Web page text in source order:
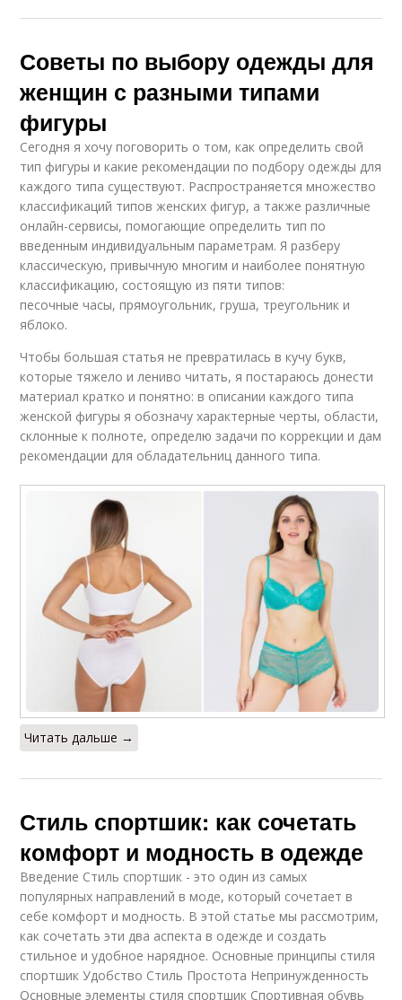
Советы по выбору одежды для
женщин с разными типами
фигуры
Сегодня я хочу поговорить о том, как определить свой
тип фигуры и какие рекомендации по подбору одежды для
каждого типа существуют. Распространяется множество
классификаций типов женских фигур, а также различные
онлайн-сервисы, помогающие определить тип по
введенным индивидуальным параметрам. Я разберу
классическую, привычную многим и наиболее понятную
классификацию, состоящую из пяти типов:
песочные часы, прямоугольник, груша, треугольник и
яблоко.
Чтобы большая статья не превратилась в кучу букв,
которые тяжело и лениво читать, я постараюсь донести
материал кратко и понятно: в описании каждого типа
женской фигуры я обозначу характерные черты, области,
склонные к полноте, определю задачи по коррекции и дам
рекомендации для обладательниц данного типа.
Читать дальше →
Стиль спортшик: как сочетать
комфорт и модность в одежде
Введение Стиль спортшик - это один из самых
популярных направлений в моде, который сочетает в
себе комфорт и модность. В этой статье мы рассмотрим,
как сочетать эти два аспекта в одежде и создать
стильное и удобное нарядное. Основные принципы стиля
спортшик Удобство Стиль Простота Непринужденность
Основные элементы стиля спортшик Спортивная обувь